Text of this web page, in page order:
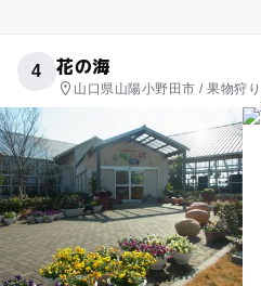
4 花の海
山口県山陽小野田市 / 果物狩